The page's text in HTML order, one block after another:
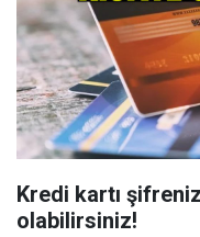
Kredi kartı
olabilirsiniz!